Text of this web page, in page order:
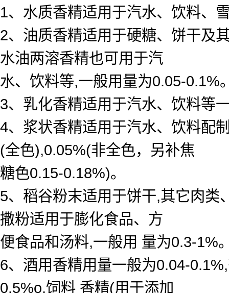
1、水质香精适用于汽水、饮料、
2、油质香精适用于硬糖、饼干及
水油两溶香精也可用于汽
水、饮料等,一般用量为0.05-0.1%
3、乳化香精适用于汽水、饮料等
4、浆状香精适用于汽水、饮料配
(全色),0.05%(非全色，另补焦
糖色0.15-0.18%)。
5、稻谷粉末适用于饼干,其它肉类
撒粉适用于膨化食品、方
便食品和汤料,一般用 量为0.3-1%
6、酒用香精用量一般为0.04-
0.5%o,饲料 香精(用于添加